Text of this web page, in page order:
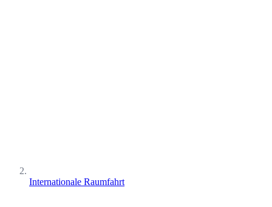
Internationale Raumfahrt